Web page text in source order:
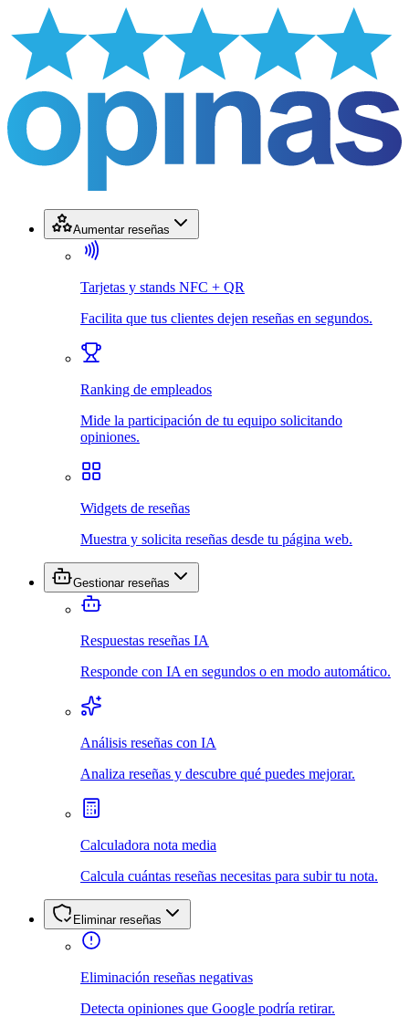
Aumentar reseñas
Tarjetas y stands NFC + QR
Facilita que tus clientes dejen reseñas en segundos.
Ranking de empleados
Mide la participación de tu equipo solicitando
opiniones.
Widgets de reseñas
Muestra y solicita reseñas desde tu página web.
Gestionar reseñas
Respuestas reseñas IA
Responde con IA en segundos o en modo automático.
Análisis reseñas con IA
Analiza reseñas y descubre qué puedes mejorar.
Calculadora nota media
Calcula cuántas reseñas necesitas para subir tu nota.
Eliminar reseñas
Eliminación reseñas negativas
Detecta opiniones que Google podría retirar.